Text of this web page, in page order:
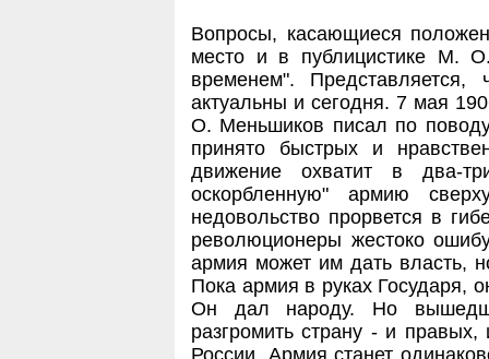
Вопросы, касающиеся
место и в публицистике М.
временем".
актуальны и сегодня. 7 мая
О. Меньшиков писал по
принято быстрых и
движение охватит в два-
оскорбленную" армию
недовольство прорвется в
революционеры жестоко
армия может им дать власть,
Пока армия в руках Государя,
Он дал народу. Но
разгромить страну - и
России. Армия станет